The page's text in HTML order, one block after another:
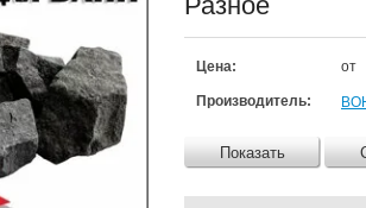
Цена: от
Производитель:
Показать